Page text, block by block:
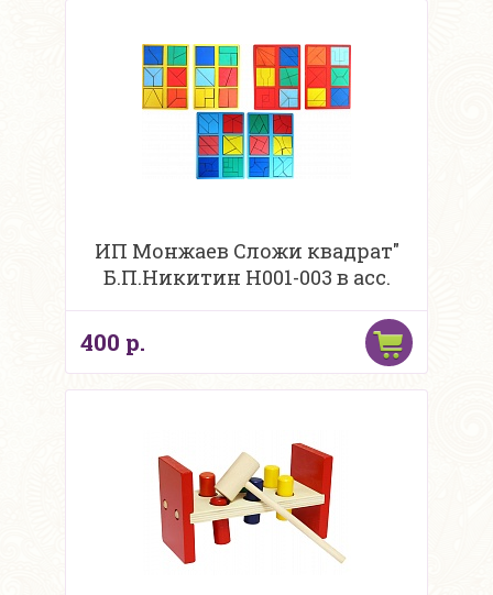
ИП Монжаев Сложи квадрат"
Б.П.Никитин Н001-003 в асс.
400 р.